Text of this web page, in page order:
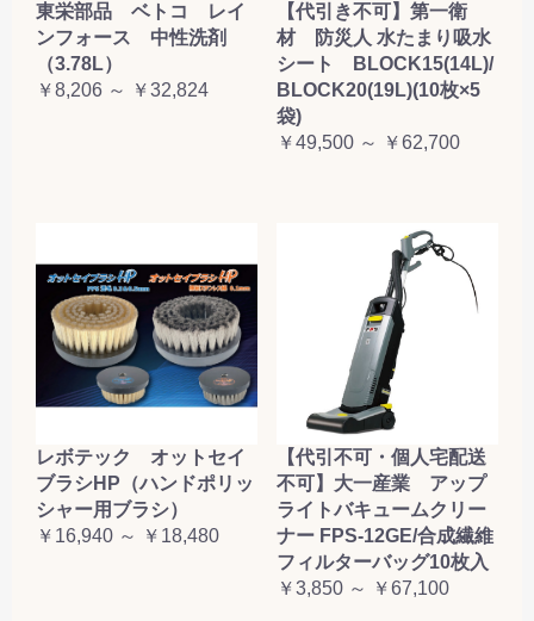
東栄部品 ベトコ レイ
ンフォース 中性洗剤
（3.78L）
￥8,206 ～ ￥32,824
【代引き不可】第一衛
材 防災人 水たまり吸水
シート BLOCK15(14L)/
BLOCK20(19L)(10枚×5
袋)
￥49,500 ～ ￥62,700
レボテック オットセイ
ブラシHP（ハンドポリッ
シャー用ブラシ）
￥16,940 ～ ￥18,480
【代引不可・個人宅配送
不可】大一産業 アップ
ライトバキュームクリー
ナー FPS-12GE/合成繊維
フィルターバッグ10枚入
￥3,850 ～ ￥67,100